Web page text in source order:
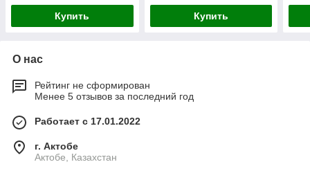
Купить Купить
О нас
Рейтинг не сформирован
Менее 5 отзывов за последний год
Работает с 17.01.2022
г. Актобе
Актобе, Казахстан